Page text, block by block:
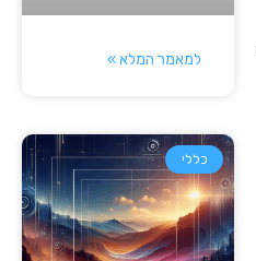
למאמר המלא »
כללי